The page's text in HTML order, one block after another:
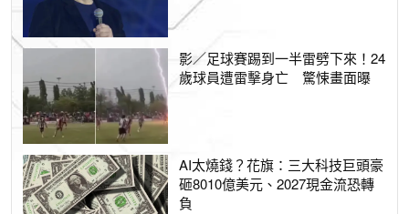
影／足球賽踢到一半雷劈下來！24
歲球員遭雷擊身亡 驚悚畫面曝
AI太燒錢？花旗：三大科技巨頭豪
砸8010億美元、2027現金流恐轉
負